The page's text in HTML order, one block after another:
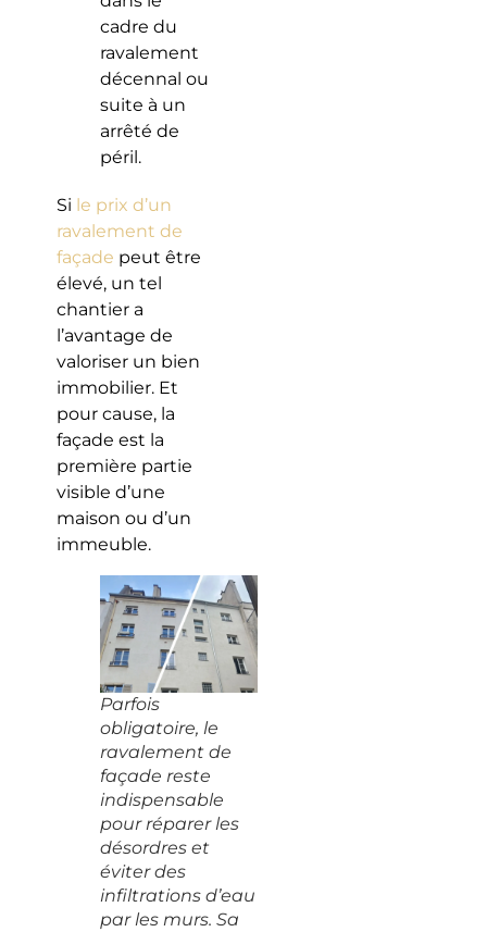
cadre du
ravalement
décennal ou
suite à un
arrêté de
péril.
Si le prix d’un
ravalement de
façade peut être
élevé, un tel
chantier a
l’avantage de
valoriser un bien
immobilier. Et
pour cause, la
façade est la
première partie
visible d’une
maison ou d’un
immeuble.
Parfois
obligatoire, le
ravalement de
façade reste
indispensable
pour réparer les
désordres et
éviter des
infiltrations d’eau
par les murs. Sa